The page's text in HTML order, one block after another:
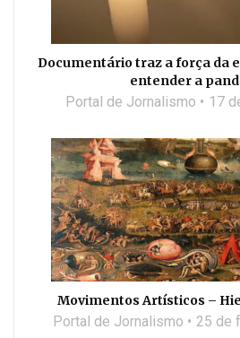
Documentário traz a força da
entender a
Portal de Jornalismo 17
Movimentos Artísticos –
Portal de Jornalismo 25 de